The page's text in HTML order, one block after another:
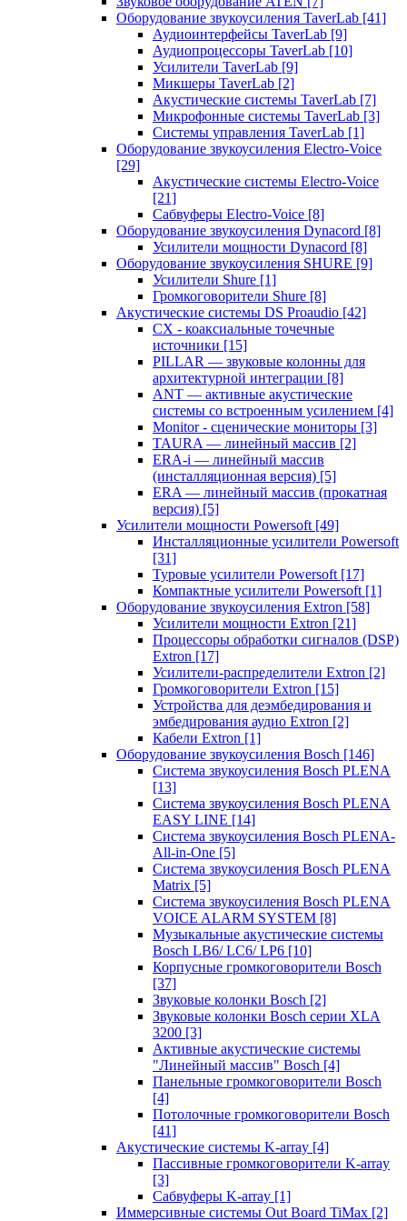
Оборудование звукоусиления TaverLab [41]
Аудиоинтерфейсы TaverLab [9]
Аудиопроцессоры TaverLab [10]
Усилители TaverLab [9]
Микшеры TaverLab [2]
Акустические системы TaverLab [7]
Микрофонные системы TaverLab [3]
Системы управления TaverLab [1]
Оборудование звукоусиления Electro-Voice
[29]
Акустические системы Electro-Voice
[21]
Сабвуферы Electro-Voice [8]
Оборудование звукоусиления Dynacord [8]
Усилители мощности Dynacord [8]
Оборудование звукоусиления SHURE [9]
Усилители Shure [1]
Громкоговорители Shure [8]
Акустические системы DS Proaudio [42]
CX - коаксиальные точечные
источники [15]
PILLAR — звуковые колонны для
архитектурной интеграции [8]
ANT — активные акустические
системы со встроенным усилением [4]
Monitor - сценические мониторы [3]
TAURA — линейный массив [2]
ERA-i — линейный массив
(инсталляционная версия) [5]
ERA — линейный массив (прокатная
версия) [5]
Усилители мощности Powersoft [49]
Инсталляционные усилители Powersoft
[31]
Туровые усилители Powersoft [17]
Компактные усилители Powersoft [1]
Оборудование звукоусиления Extron [58]
Усилители мощности Extron [21]
Процессоры обработки сигналов (DSP)
Extron [17]
Усилители-распределители Extron [2]
Громкоговорители Extron [15]
Устройства для деэмбедирования и
эмбедирования аудио Extron [2]
Кабели Extron [1]
Оборудование звукоусиления Bosch [146]
Система звукоусиления Bosch PLENA
[13]
Система звукоусиления Bosch PLENA
EASY LINE [14]
Система звукоусиления Bosch PLENA-
All-in-One [5]
Система звукоусиления Bosch PLENA
Matrix [5]
Система звукоусиления Bosch PLENA
VOICE ALARM SYSTEM [8]
Музыкальные акустические системы
Bosch LB6/ LC6/ LP6 [10]
Корпусные громкоговорители Bosch
[37]
Звуковые колонки Bosch [2]
Звуковые колонки Bosch серии XLA
3200 [3]
Активные акустические системы
"Линейный массив" Bosch [4]
Панельные громкоговорители Bosch
[4]
Потолочные громкоговорители Bosch
[41]
Акустические системы K-array [4]
Пассивные громкоговорители K-array
[3]
Сабвуферы K-array [1]
Иммерсивные системы Out Board TiMax [2]